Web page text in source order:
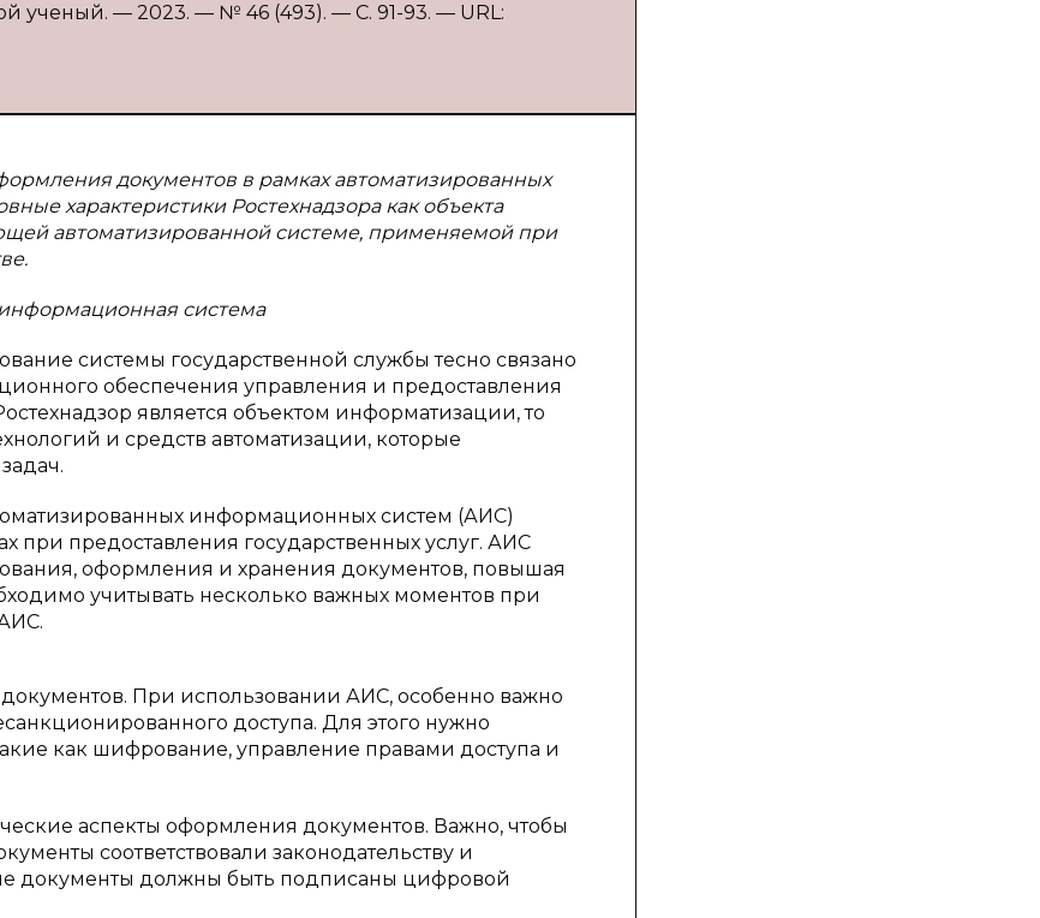
ученый. — 2023. — № 46 (493). — С. 91-93. — URL:
документов в рамках автоматизированных
характеристики Ростехнадзора как объекта
автоматизированной системе, применяемой при
система
системы государственной службы тесно связано
обеспечения управления и предоставления
является объектом информатизации, то
и средств автоматизации, которые
информационных систем (АИС)
при предоставления государственных услуг. АИС
оформления и хранения документов, повышая
учитывать несколько важных моментов при
При использовании АИС, особенно важно
доступа. Для этого нужно
как шифрование, управление правами доступа и
аспекты оформления документов. Важно, чтобы
соответствовали законодательству и
документы должны быть подписаны цифровой